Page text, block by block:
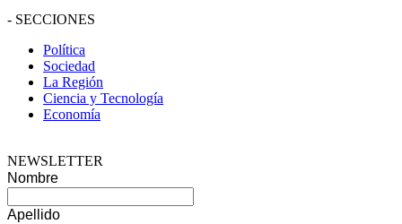
- SECCIONES
Política
Sociedad
La Región
Ciencia y Tecnología
Economía
NEWSLETTER
Nombre
Apellido